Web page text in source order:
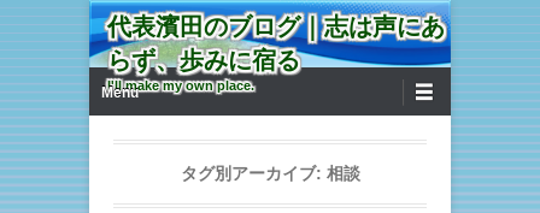
代表濱田のブログ｜志は声にあ
らず、歩みに宿る
I'll make my own place.
第1メニュー
コンテンツへ移動
Menu
タグ別アーカイブ: 相談